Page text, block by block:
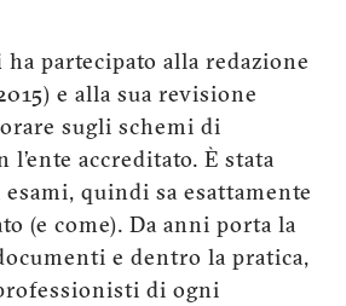
ha partecipato alla redazione
e alla sua revisione
sugli schemi di
accreditato. È stata
quindi sa esattamente
(e come). Da anni porta la
e dentro la pratica,
di ogni